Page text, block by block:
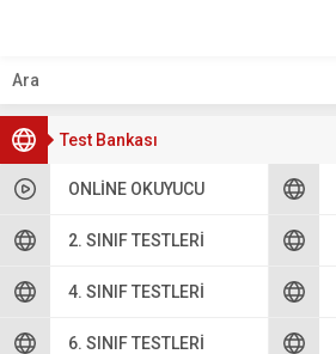
Test Bankası
ONLINE OKUYUCU
2. SINIF TESTLERI
4. SINIF TESTLERI
6. SINIF TESTLERI